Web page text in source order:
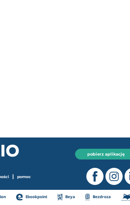
pobierz aplikację
| pomoc
Ebookpoint Beya Bezdroza